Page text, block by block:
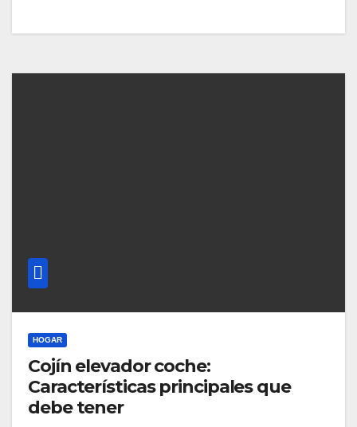
HOGAR
Cojín elevador coche:
Características principales que
debe tener